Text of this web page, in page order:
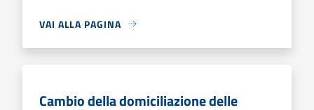
VAI ALLA PAGINA
Cambio della domiciliazione delle